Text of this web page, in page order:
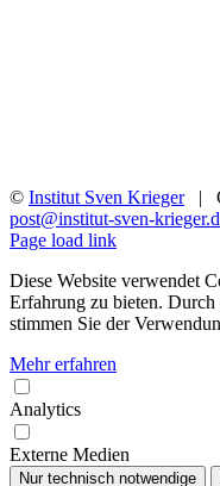
© Institut Sven Krieger|
post@institut-sven-
Facebook
YouTube
Instagram
Rss
Page load link
Diese Website verwendet
Erfahrung zu bieten.
stimmen Sie der
Mehr erfahren
Analytics
Externe Medien
Nur technisch notwendige